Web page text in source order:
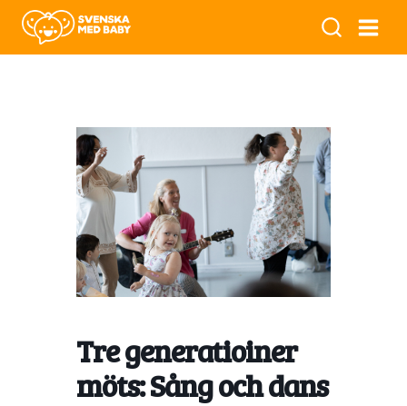
Tre generatioiner
möts: Sång och dans